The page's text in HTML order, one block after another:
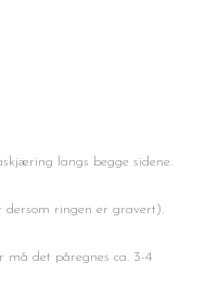
langs begge sidene.
dersom ringen er gravert).
må det påregnes ca. 3-4